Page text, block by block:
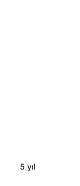
5 yıl